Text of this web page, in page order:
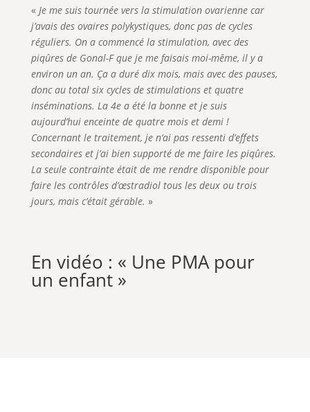
« Je me suis tournée vers la stimulation ovarienne car
j’avais des ovaires polykystiques, donc pas de cycles
réguliers. On a commencé la stimulation, avec des
piqûres de Gonal-F que je me faisais moi-même, il y a
environ un an. Ça a duré dix mois, mais avec des pauses,
donc au total six cycles de stimulations et quatre
inséminations. La 4e a été la bonne et je suis
aujourd’hui enceinte de quatre mois et demi !
Concernant le traitement, je n’ai pas ressenti d’effets
secondaires et j’ai bien supporté de me faire les piqûres.
La seule contrainte était de me rendre disponible pour
faire les contrôles d’œstradiol tous les deux ou trois
jours, mais c’était gérable. »
En vidéo : « Une PMA pour
un enfant »